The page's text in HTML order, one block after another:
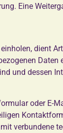
Eine
dient
und dessen
oder E-
verbundene